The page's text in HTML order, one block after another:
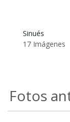
Sinués
17 Imágenes
Fotos